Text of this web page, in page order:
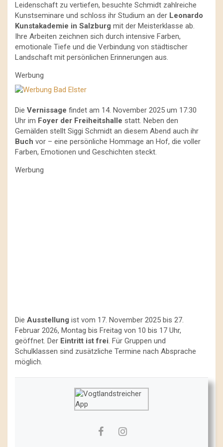
Leidenschaft zu vertiefen, besuchte Schmidt zahlreiche
Kunstseminare und schloss ihr Studium an der Leonardo
Kunstakademie in Salzburg mit der Meisterklasse ab.
Ihre Arbeiten zeichnen sich durch intensive Farben,
emotionale Tiefe und die Verbindung von städtischer
Landschaft mit persönlichen Erinnerungen aus.
Werbung
Die Vernissage findet am 14. November 2025 um 17:30
Uhr im Foyer der Freiheitshalle statt. Neben den
Gemälden stellt Siggi Schmidt an diesem Abend auch ihr
Buch vor – eine persönliche Hommage an Hof, die voller
Farben, Emotionen und Geschichten steckt.
Werbung
Die Ausstellung ist vom 17. November 2025 bis 27.
Februar 2026, Montag bis Freitag von 10 bis 17 Uhr,
geöffnet. Der Eintritt ist frei. Für Gruppen und
Schulklassen sind zusätzliche Termine nach Absprache
möglich.